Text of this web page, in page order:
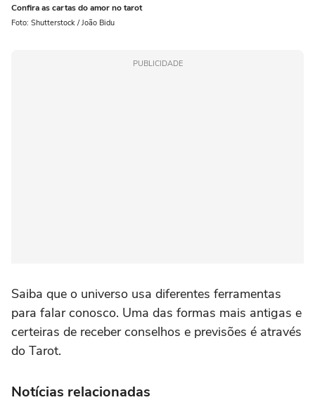
Confira as cartas do amor no tarot
Foto: Shutterstock / João Bidu
PUBLICIDADE
Saiba que o universo usa diferentes ferramentas
para falar conosco. Uma das formas mais antigas e
certeiras de receber conselhos e previsões é através
do Tarot.
Notícias relacionadas